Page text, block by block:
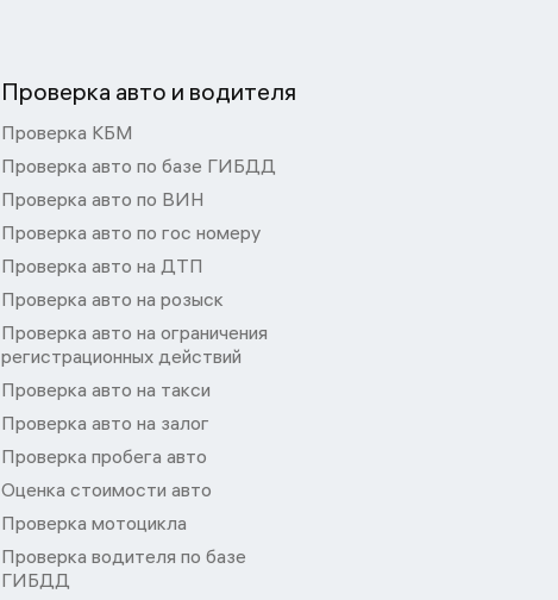
Проверка авто и водителя
Проверка КБМ
Проверка авто по базе ГИБДД
Проверка авто по ВИН
Проверка авто по гос номеру
Проверка авто на ДТП
Проверка авто на розыск
Проверка авто на ограничения
регистрационных действий
Проверка авто на такси
Проверка авто на залог
Проверка пробега авто
Оценка стоимости авто
Проверка мотоцикла
Проверка водителя по базе
ГИБДД